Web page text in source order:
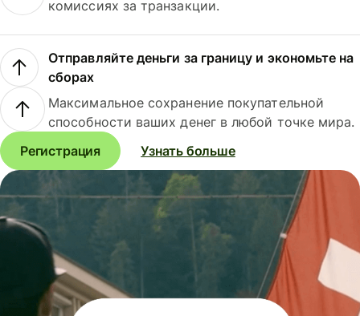
комиссиях за транзакции.
Отправляйте деньги за границу и экономьте на
сборах
Максимальное сохранение покупательной
способности ваших денег в любой точке мира.
Регистрация
Узнать больше